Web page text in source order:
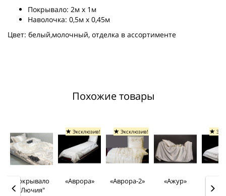
Покрывало: 2м х 1м
Наволочка: 0,5м х 0,45м
Цвет: белый,молочный, отделка в ассортименте
Похожие товары
Покрывало
"Лючия"
Эксклюзив!
«Аврора»
Эксклюзив!
«Аврора-2» «Ажур»